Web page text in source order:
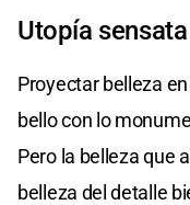
Utopía sensata
Proyectar belleza
bello con lo
Pero la belleza que
belleza del detalle